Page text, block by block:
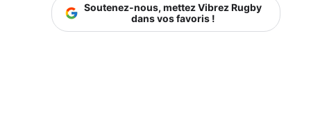
Soutenez-nous, mettez Vibrez Rugby
dans vos favoris !